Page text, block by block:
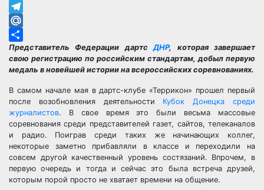
Odnoklassniki
Telegram
Mail.Ru
Отправить
Представитель Федерации дартсДНР, которая завершает
свою регистрацию по российским стандартам, добыл первую
медаль в новейшей истории на всероссийских соревнованиях.
В самом начале мая в дартс-клубе «Террикон» прошел первый
после возобновления деятельности Кубок Донецка среди
журналистов. В свое время это были весьма массовые
соревнования среди представителей газет, сайтов, телеканалов
и радио. Поиграв среди таких же начинающих коллег,
некоторые заметно прибавляли в классе и переходили на
совсем другой качественный уровень состязаний. Впрочем, в
первую очередь и тогда и сейчас это была встреча друзей,
которым порой просто не хватает времени на общение.